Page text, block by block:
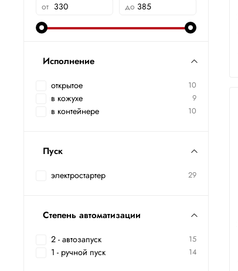
от до
Исполнение
открытое 10
в кожухе 9
в контейнере 10
Пуск
электростартер 29
Степень автоматизации
2 - автозапуск 15
1 - ручной пуск 14